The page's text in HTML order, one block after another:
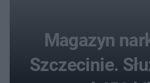
Magazyn
Szczecinie.